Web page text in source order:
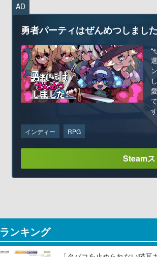
AD
勇者パーティはぜんめつしました
“
す
インディー RPG
Steam
ランキング